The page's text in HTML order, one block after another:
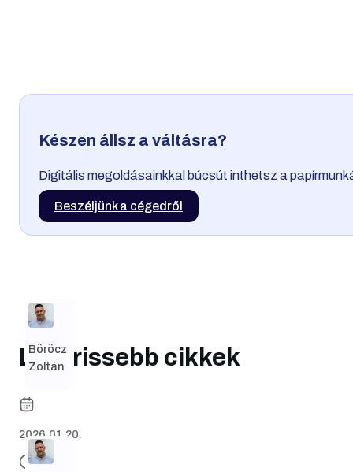
Készen állsz a váltásra?
Digitális megoldásainkkal búcsút inthetsz a
Beszéljünk a cégedről
Legfrissebb cikkek
Böröcz
Zoltán
2026.01.20.